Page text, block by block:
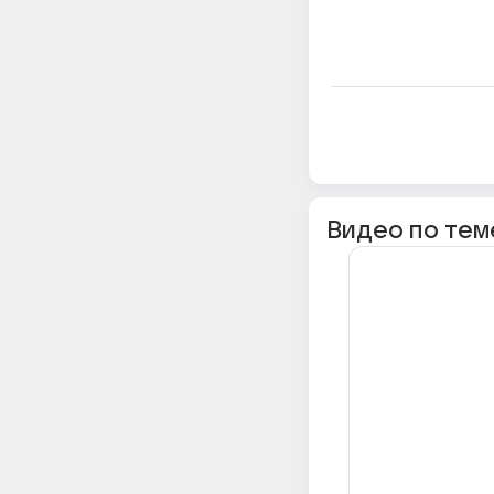
Видео по